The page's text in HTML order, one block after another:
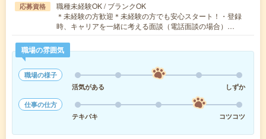
応募資格
職種未経験OK / ブランクOK
＊未経験の方歓迎＊未経験の方でも安心スタート！・登録
時、キャリアを一緒に考える面談（電話面談の場合）…
職場の雰囲気
職場の様子
活気がある
しずか
仕事の仕方
テキパキ
コツコツ